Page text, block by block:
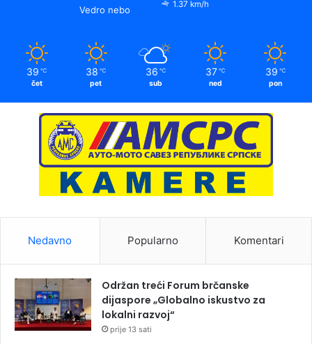
Vedro nebo
1.37 km/h
39 ℃
čet
38 ℃
pet
36 ℃
sub
37 ℃
ned
39 ℃
pon
Nedavno Popularno Komentari
Održan treći Forum brčanske
dijaspore „Globalno iskustvo za
lokalni razvoj“
prije 13 sati